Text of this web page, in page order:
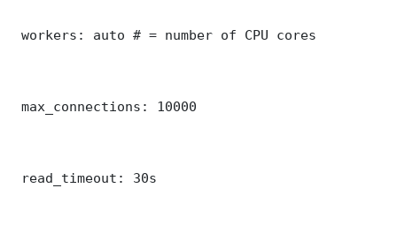
workers: auto # = number of CPU cores
max_connections: 10000
read_timeout: 30s